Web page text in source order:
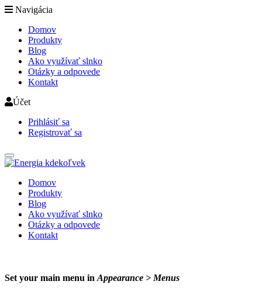
Navigácia
Domov
Produkty
Blog
Ako využívať slnko
Otázky a odpovede
Kontakt
Účet
Prihlásiť sa
Registrovať sa
Domov
Produkty
Blog
Ako využívať slnko
Otázky a odpovede
Kontakt
Set your main menu in Appearance > Menus